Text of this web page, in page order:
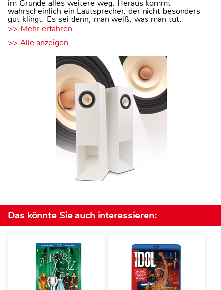
im Grunde alles weitere weg. Heraus kommt
wahrscheinlich ein Lautsprecher, der nicht besonders
gut klingt. Es sei denn, man weiß, was man tut.
>> Mehr erfahren
>> Alle anzeigen
Das könnte Sie auch interessieren: